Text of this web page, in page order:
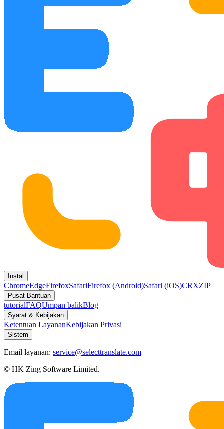
Instal
ChromeEdgeFirefoxSafariFirefox (Android)Safari (iOS)CRXZIP
Pusat Bantuan
tutorialFAQUmpan balikBlog
Syarat & Kebijakan
Ketentuan LayananKebijakan Privasi
Sistem
Email layanan: service@selecttranslate.com
© HK Zing Software Limited.